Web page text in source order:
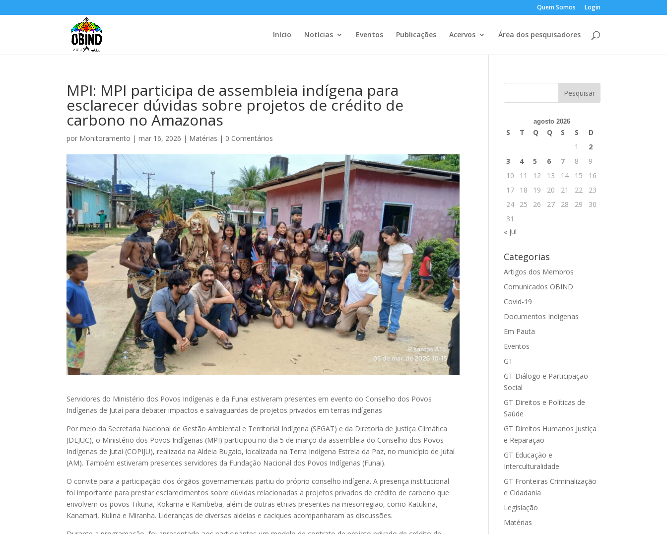
Quem Somos Login
Início Notícias Eventos Publicações Acervos Área dos pesquisadores
MPI: MPI participa de assembleia indígena para
esclarecer dúvidas sobre projetos de crédito de
carbono no Amazonas
por Monitoramento |mar 16, 2026 | Matérias | 0 Comentários
Servidores do Ministério dos Povos Indígenas e da Funai estiveram presentes em evento do Conselho dos Povos
Indígenas de Jutaí para debater impactos e salvaguardas de projetos privados em terras indígenas
Por meio da Secretaria Nacional de Gestão Ambiental e Territorial Indígena (SEGAT) e da Diretoria de Justiça Climática
(DEJUC), o Ministério dos Povos Indígenas (MPI) participou no dia 5 de março da assembleia do Conselho dos Povos
Indígenas de Jutaí (COPIJU), realizada na Aldeia Bugaio, localizada na Terra Indígena Estrela da Paz, no município de Jutaí
(AM). Também estiveram presentes servidores da Fundação Nacional dos Povos Indígenas (Funai).
O convite para a participação dos órgãos governamentais partiu do próprio conselho indígena. A presença institucional
foi importante para prestar esclarecimentos sobre dúvidas relacionadas a projetos privados de crédito de carbono que
envolvem os povos Tikuna, Kokama e Kambeba, além de outras etnias presentes na mesorregião, como Katukina,
Kanamari, Kulina e Miranha. Lideranças de diversas aldeias e caciques acompanharam as discussões.
agosto 2026
S T Q Q S S
D
1
2
3
4 5 6 7 8
9
10
11 12 13 14 15
16
17
18 19 20 21 22
23
24
25 26 27 28 29
30
31
« jul
Categorias
Artigos dos Membros
Comunicados OBIND
Covid-19
Documentos Indígenas
Em Pauta
Eventos
GT
GT Diálogo e Participação
Social
GT Direitos e Políticas de
Saúde
GT Direitos Humanos Justiça
e Reparação
GT Educação e
Interculturalidade
GT Fronteiras Criminalização
e Cidadania
Legislação
Matérias